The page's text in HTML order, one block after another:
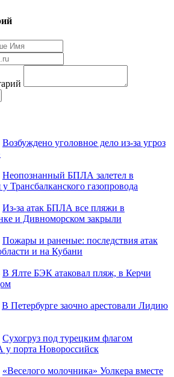
Возбуждено уголовное дело из-за угроз
Неопознанный БПЛА залетел в
Трансбалканского газопровода
Из-за атак БПЛА все пляжи в
и Дивноморском закрыли
Пожары и раненые: последствия атак
и на Кубани
В Ялте БЭК атаковал пляж, в Керчи
В Петербурге заочно арестовали Лидию
Сухогруз под турецким флагом
у порта Новороссийск
«Веселого молочника» Уолкера вместе